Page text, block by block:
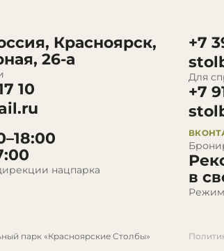
Красноярск,
26-а
10
нацпарка
+7
Для
+7
в
Режим
парк «Красноярские Столбы»